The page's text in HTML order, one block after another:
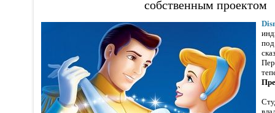
собственным проектом